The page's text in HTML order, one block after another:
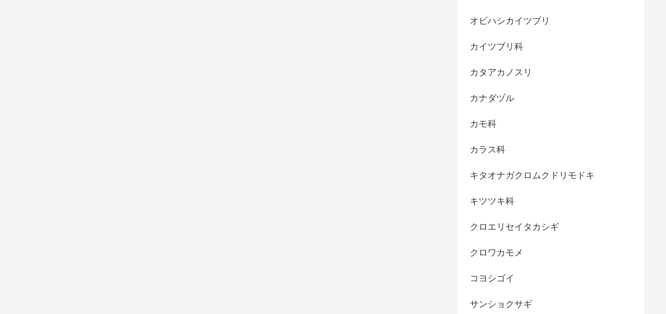
オビハシカイツブリ
カイツブリ科
カタアカノスリ
カナダヅル
カモ科
カラス科
キタオナガクロムクドリモドキ
キツツキ科
クロエリセイタカシギ
クロワカモメ
コヨシゴイ
サンショクサギ